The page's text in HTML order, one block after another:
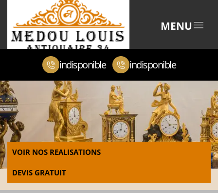
MENU
indisponible indisponible
VOIR NOS REALISATIONS
DEVIS GRATUIT